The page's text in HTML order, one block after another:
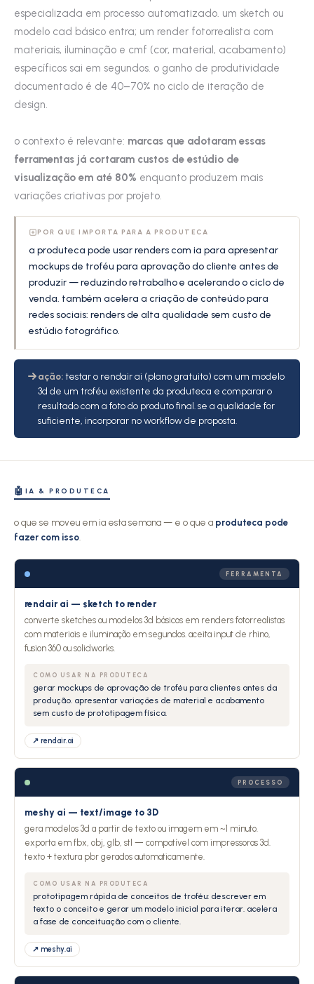
especializada em processo automatizado. um sketch ou
modelo cad básico entra; um render fotorrealista com
materiais, iluminação e cmf (cor, material, acabamento)
específicos sai em segundos. o ganho de produtividade
documentado é de 40–70% no ciclo de iteração de
design.
o contexto é relevante: marcas que adotaram essas
ferramentas já cortaram custos de estúdio de
visualização em até 80% enquanto produzem mais
variações criativas por projeto.
POR QUE IMPORTA PARA A PRODUTECA
a produteca pode usar renders com ia para apresentar
mockups de troféu para aprovação do cliente antes de
produzir — reduzindo retrabalho e acelerando o ciclo de
venda. também acelera a criação de conteúdo para
redes sociais: renders de alta qualidade sem custo de
estúdio fotográfico.
ação:testar o rendair ai (plano gratuito) com um modelo
3d de um troféu existente da produteca e comparar o
resultado com a foto do produto final. se a qualidade for
suficiente, incorporar no workflow de proposta.
🤖 IA & PRODUTECA
o que se moveu em ia esta semana — e o que a produteca pode
fazer com isso.
FERRAMENTA
rendair ai — sketch to render
converte sketches ou modelos 3d básicos em renders fotorrealistas
com materiais e iluminação em segundos. aceita input de rhino,
fusion 360 ou solidworks.
COMO USAR NA PRODUTECA
gerar mockups de aprovação de troféu para clientes antes da
produção. apresentar variações de material e acabamento
sem custo de prototipagem física.
↗ rendair.ai
PROCESSO
meshy ai — text/image to 3D
gera modelos 3d a partir de texto ou imagem em ~1 minuto.
exporta em fbx, obj, glb, stl — compatível com impressoras 3d.
texto + textura pbr gerados automaticamente.
COMO USAR NA PRODUTECA
prototipagem rápida de conceitos de troféu: descrever em
texto o conceito e gerar um modelo inicial para iterar. acelera
a fase de conceituação com o cliente.
↗ meshy.ai